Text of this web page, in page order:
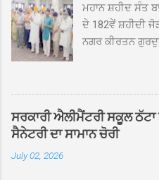
ਮਹਾਨ ਸ਼ਹੀਦ ਸੰਤ
ਦੇ 182ਵੇਂ ਸ਼ਹੀਦੀ
ਨਗਰ ਕੀਰਤਨ
ਸਰਪ੍ਰਸਤੀ ਹੇਠ,
ਮਹੱਲਾ ਸੰਤਪੁਰਾ ਤੋਂ
ਭਗਵਾਨਪੁਰ, ਝੁੱਗੀਆਂ
ਅਬਾਦ,
ਸਰਕਾਰੀ ਐਲੀਮੈਂਟਰੀ ਸਕੂਲ ਠੱਟਾ
ਸੈਨੇਟਰੀ ਦਾ ਸਾਮਾਨ ਚੋਰੀ
July 02, 2026